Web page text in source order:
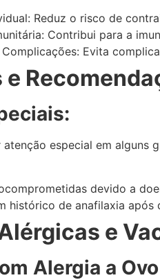
Reduz o risco de
Contribui para a
Evita
especial em alguns
devido a
histórico de anafilaxia
e
Alergia a Ovo